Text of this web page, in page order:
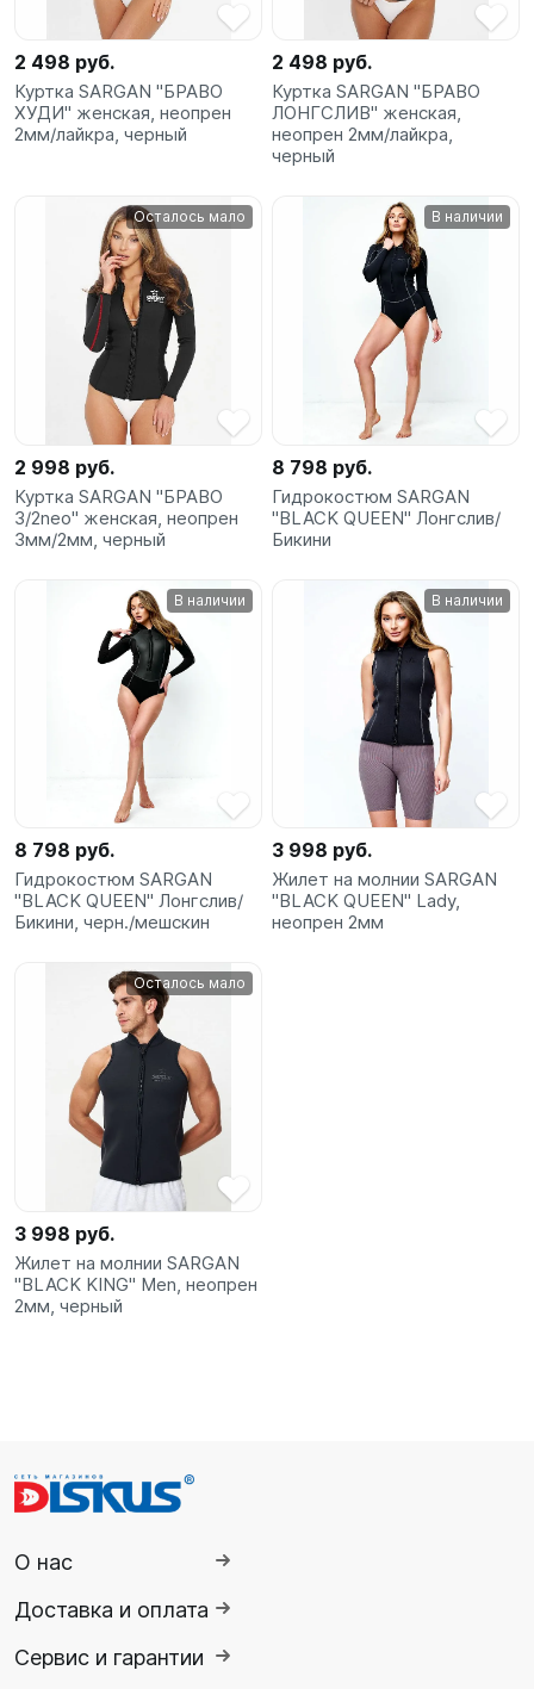
2 498 руб.
Куртка SARGAN "БРАВО
ХУДИ" женская, неопрен
2мм/лайкра, черный
2 498 руб.
Куртка SARGAN "БРАВО
ЛОНГСЛИВ" женская,
неопрен 2мм/лайкра,
черный
Осталось мало
2 998 руб.
Куртка SARGAN "БРАВО
3/2neo" женская, неопрен
3мм/2мм, черный
В наличии
8 798 руб.
Гидрокостюм SARGAN
"BLACK QUEEN" Лонгслив/
Бикини
В наличии
8 798 руб.
Гидрокостюм SARGAN
"BLACK QUEEN" Лонгслив/
Бикини, черн./мешскин
В наличии
3 998 руб.
Жилет на молнии SARGAN
"BLACK QUEEN" Lady,
неопрен 2мм
Осталось мало
3 998 руб.
Жилет на молнии SARGAN
"BLACK KING" Men, неопрен
2мм, черный
О нас
Доставка и оплата
Сервис и гарантии